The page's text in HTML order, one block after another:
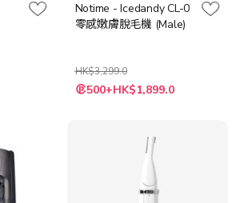
Notime - Icedandy CL-0
零感嫩膚脫毛機 (Male)
HK$3,299.0
特
殊 500+HK$1,899.0